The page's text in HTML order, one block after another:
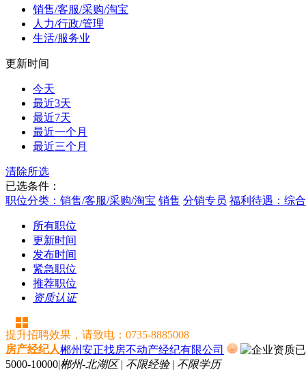
销售/客服/采购/淘宝
人力/行政/管理
生活/服务业
更新时间
今天
最近3天
最近7天
最近一个月
最近三个月
清除所选
已选条件：
职位分类：销售/客服/采购/淘宝 销售 分销专员 福利待遇：综
所有职位
更新时间
发布时间
紧急职位
推荐职位
资质认证
提升招聘效果，请致电：0735-8885008
房产经纪人郴州安正找房不动产经纪有限公司
5000-10000|郴州-北湖区 | 不限经验 | 不限学历